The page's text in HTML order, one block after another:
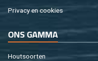
Pri­va­cy en coo­kies
ONS GAMMA
Hout­soor­ten